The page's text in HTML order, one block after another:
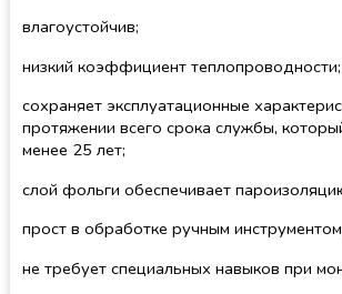
влагоустойчив;
низкий коэффициент теплопроводности;
сохраняет эксплуатационные
протяжении всего срока службы,
менее 25 лет;
слой фольги обеспечивает
прост в обработке ручным
не требует специальных навыков при